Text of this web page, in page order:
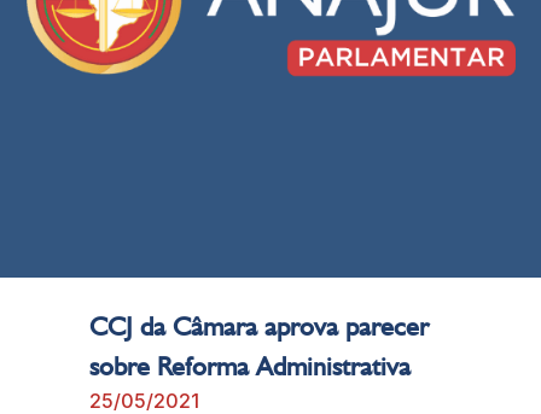
CCJ da Câmara aprova parecer
sobre Reforma Administrativa
25/05/2021